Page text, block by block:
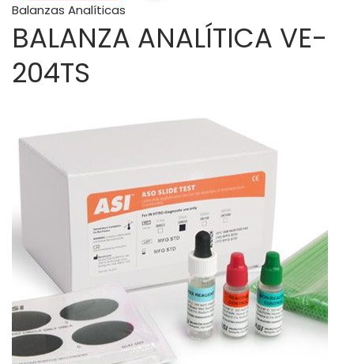
Balanzas Analíticas
BALANZA ANALÍTICA VE-
204TS